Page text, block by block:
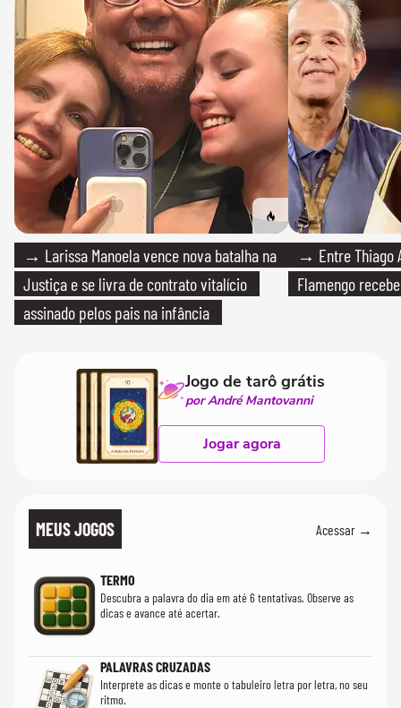
→ Larissa Manoela vence nova batalha na
Justiça e se livra de contrato vitalício
assinado pelos pais na infância
→ Entre Thiago
Flamengo
Jogo de tarô grátis
por André Mantovanni
Jogar agora
MEUS JOGOS Acessar →
TERMO
Descubra a palavra do dia em até 6 tentativas. Observe as
dicas e avance até acertar.
PALAVRAS CRUZADAS
Interprete as dicas e monte o tabuleiro letra por letra, no seu
ritmo.